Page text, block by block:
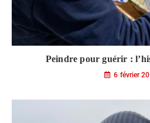
Peindre pour guérir :
6 février